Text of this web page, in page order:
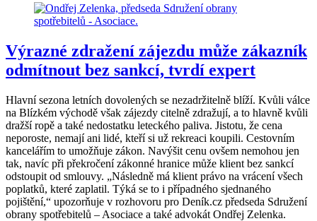
Výrazné zdražení zájezdu může zákazník
odmítnout bez sankcí, tvrdí expert
Hlavní sezona letních dovolených se nezadržitelně blíží. Kvůli válce
na Blízkém východě však zájezdy citelně zdražují, a to hlavně kvůli
dražší ropě a také nedostatku leteckého paliva. Jistotu, že cena
neporoste, nemají ani lidé, kteří si už rekreaci koupili. Cestovním
kancelářím to umožňuje zákon. Navýšit cenu ovšem nemohou jen
tak, navíc při překročení zákonné hranice může klient bez sankcí
odstoupit od smlouvy. „Následně má klient právo na vrácení všech
poplatků, které zaplatil. Týká se to i případného sjednaného
pojištění,“ upozorňuje v rozhovoru pro Deník.cz předseda Sdružení
obrany spotřebitelů – Asociace a také advokát Ondřej Zelenka.